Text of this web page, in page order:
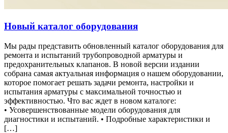
Новый каталог оборудования
Мы рады представить обновленный каталог оборудования для
ремонта и испытаний трубопроводной арматуры и
предохранительных клапанов. В новой версии издании
собрана самая актуальная информация о нашем оборудовании,
которое помогает решать задачи ремонта, настройки и
испытания арматуры с максимальной точностью и
эффективностью. Что вас ждет в новом каталоге:
• Усовершенствованные модели оборудования для
диагностики и испытаний. • Подробные характеристики и
[…]